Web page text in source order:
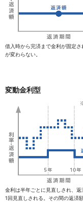
借入時から完済まで金利が固定さ
が変わらない。
変動金利型
金利は半年ごとに見直しされ、返
1回見直しされる。その間の返済